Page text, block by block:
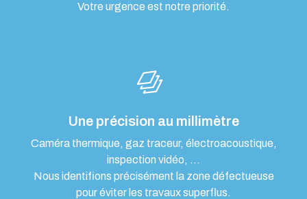
Votre urgence est notre priorité.
Une précision au millimètre
Caméra thermique, gaz traceur, électroacoustique,
inspection vidéo, …
Nous identifions précisément la zone défectueuse
pour éviter les travaux superflus.